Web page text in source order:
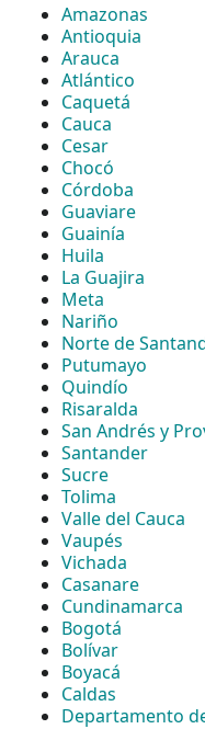
Amazonas
Antioquia
Arauca
Atlántico
Caquetá
Cauca
Cesar
Chocó
Córdoba
Guaviare
Guainía
Huila
La Guajira
Meta
Nariño
Norte de
Putumayo
Quindío
Risaralda
San Andrés y
Santander
Sucre
Tolima
Valle del Cauca
Vaupés
Vichada
Casanare
Cundinamarca
Bogotá
Bolívar
Boyacá
Caldas
Departamento